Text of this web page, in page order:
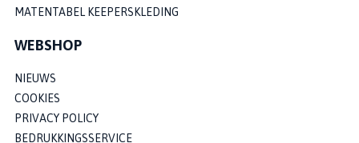
MATENTABEL KEEPERSKLEDING
WEBSHOP
NIEUWS
COOKIES
PRIVACY POLICY
BEDRUKKINGSSERVICE